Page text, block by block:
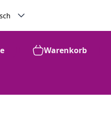
Warenkorb